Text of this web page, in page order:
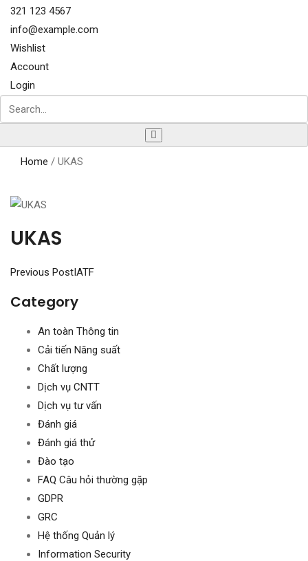
321 123 4567
info@example.com
Wishlist
Account
Login
Home / UKAS
UKAS
Previous PostIATF
Category
An toàn Thông tin
Cải tiến Năng suất
Chất lượng
Dịch vụ CNTT
Dịch vụ tư vấn
Đánh giá
Đánh giá thử
Đào tạo
FAQ Câu hỏi thường gặp
GDPR
GRC
Hệ thống Quản lý
Information Security